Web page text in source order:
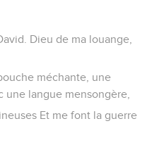
Dieu de ma louange,
méchante, une
une langue mensongère,
Et me font la guerre